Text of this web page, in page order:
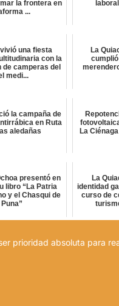
la frontera en
...
una fiesta
con la
camperas del
medi...
La
la campaña de
en Ruta
aledañas
La
presentó en
libro “La Patria
y el Chasqui de
Puna”
La
identidad
curso de
prioridad absoluta para